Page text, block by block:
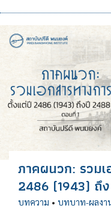
ภาคผนวก: รวม
2486 (1943) ถึ
บทความ • บทบาท-ผลงา